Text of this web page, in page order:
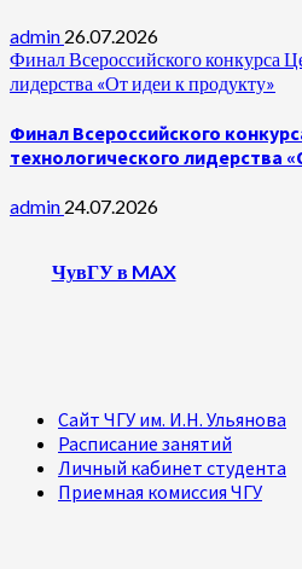
admin 26.07.2026
Финал Всероссийского конкурса
лидерства «От идеи к продукту»
Финал Всероссийского
технологического лидерства
admin 24.07.2026
ЧувГУ в MAX
Сайт ЧГУ им. И.Н. Ульянова
Расписание занятий
Личный кабинет студента
Приемная комиссия ЧГУ